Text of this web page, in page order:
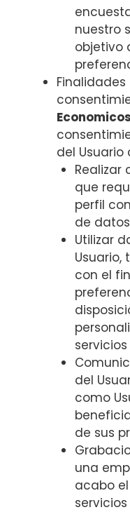
nuestro
objetivo
del
Realizar
que
perfil
de
Utilizar
con el
del
como
de sus
una
acabo